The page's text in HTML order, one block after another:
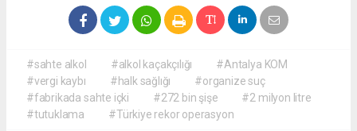
#sahte alkol #alkol kaçakçılığı
#Antalya KOM
#vergi kaybı
#halk sağlığı
#organize suç
#fabrikada sahte içki
#272 bin şişe
#2 milyon litre
#tutuklama
#Türkiye rekor operasyon